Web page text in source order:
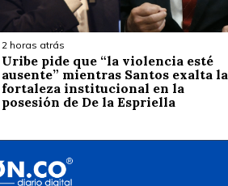
2 horas atrás
Uribe pide que “la violencia esté
ausente” mientras Santos exalta la
fortaleza institucional en la
posesión de De la Espriella